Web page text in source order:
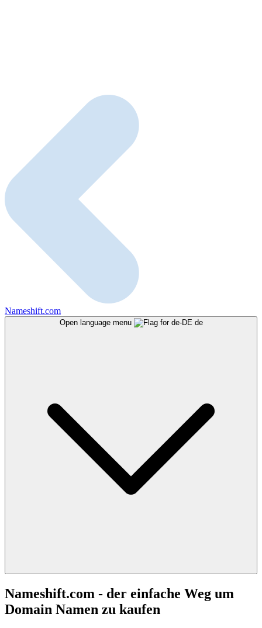
Nameshift.com
Open language menu de
Nameshift.com - der einfache Weg um
Domain Namen zu kaufen